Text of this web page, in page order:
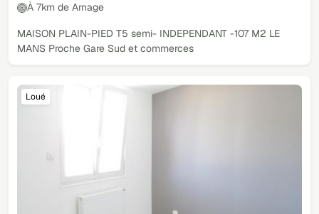
À 7km de Arnage
MAISON PLAIN-PIED T5 semi- INDEPENDANT -107 M2 LE
MANS Proche Gare Sud et commerces
Loué